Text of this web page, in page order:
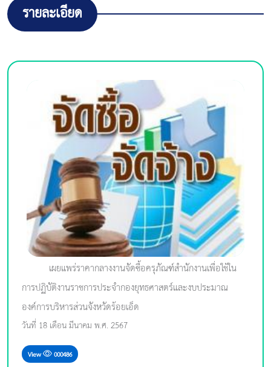
รายละเอียด
เผยแพร่ราคากลางงานจัดซื้อครุภัณฑ์สำนักงานเพื่อใช้ใน
การปฏิบัติงานราชการประจำกองยุทธศาสตร์และงบประมาณ
องค์การบริหารส่วนจังหวัดร้อยเอ็ด
วันที่ 18 เดือน มีนาคม พ.ศ. 2567
View 000486